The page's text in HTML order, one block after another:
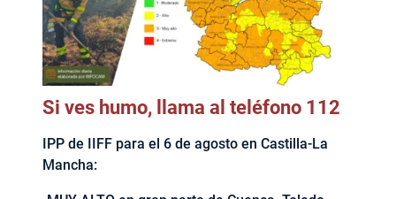
Si ves humo, llama al teléfono 112
IPP de IIFF para el 6 de agosto en Castilla-La
Mancha: